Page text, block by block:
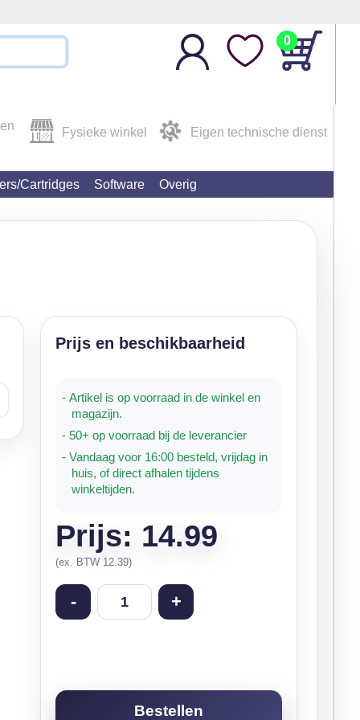
0
Fysieke winkel Eigen technische dienst
Cartridges Software Overig
- Artikel is op voorraad in de winkel en
magazijn.
- 50+ op voorraad bij de leverancier
- Vandaag voor 16:00 besteld, vrijdag in
huis, of direct afhalen tijdens
winkeltijden.
Prijs: 14.99
(ex. BTW 12.39)
- +
Bestellen